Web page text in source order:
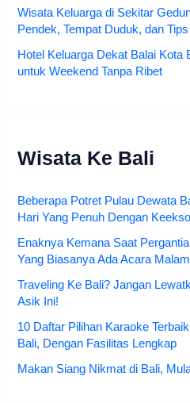
Wisata Keluarga di Sekitar
Pendek, Tempat Duduk, dan
Hotel Keluarga Dekat Balai Kota
untuk Weekend Tanpa Ribet
Wisata Ke Bali
Beberapa Potret Pulau Dewata
Hari Yang Penuh Dengan
Enaknya Kemana Saat
Yang Biasanya Ada Acara
Traveling Ke Bali? Jangan
Asik Ini!
10 Daftar Pilihan Karaoke
Bali, Dengan Fasilitas Lengkap
Makan Siang Nikmat di Bali,